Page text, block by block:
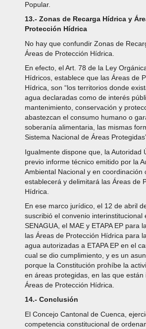
Popular.
13.- Zonas de Recarga Hídrica y
Protección Hídrica
No hay que confundir Zonas de
Áreas de Protección Hídrica.
En efecto, el Art. 78 de la Ley
Hídricos, establece que las Áreas de
Hídrica, son “los territorios donde
agua declaradas como de interés
mantenimiento, conservación y
abastezcan el consumo humano o
soberanía alimentaria, las mismas
Sistema Nacional de Áreas
Igualmente dispone que, la Autoridad
previo informe técnico emitido por la
Ambiental Nacional y en coordinación
establecerá y delimitará las Áreas de
Hídrica.
En ese marco jurídico, el 12 de abril
suscribió el convenio interinstitucional
SENAGUA, el MAE y ETAPA EP para
las Áreas de Protección Hídrica para
agua autorizadas a ETAPA EP en el
cual se dio cumplimiento, y es un
porque la Constitución prohíbe la
en áreas protegidas, en las que están
Áreas de Protección Hídrica.
14.- Conclusión
El Concejo Cantonal de Cuenca,
competencia constitucional de